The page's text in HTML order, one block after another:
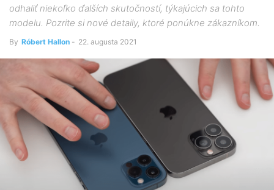
odhaliť niekoľko ďalších skutočností, týkajúcich sa tohto
modelu. Pozrite si nové detaily, ktoré ponúkne zákazníkom.
By Róbert Hallon - 22. augusta 2021